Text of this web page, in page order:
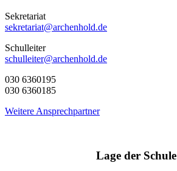
Sekretariat
sekretariat@archenhold.de
Schulleiter
schulleiter@archenhold.de
030 6360195
030 6360185
Weitere Ansprechpartner
Lage der Schule